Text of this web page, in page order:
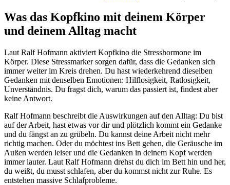
Was das Kopfkino mit deinem Körper
und deinem Alltag macht
Laut Ralf Hofmann aktiviert Kopfkino die Stresshormone im
Körper. Diese Stressmarker sorgen dafür, dass die Gedanken sich
immer weiter im Kreis drehen. Du hast wiederkehrend dieselben
Gedanken mit denselben Emotionen: Hilflosigkeit, Ratlosigkeit,
Unverständnis. Du fragst dich, warum das passiert ist, findest aber
keine Antwort.
Ralf Hofmann beschreibt die Auswirkungen auf den Alltag: Du bist
auf der Arbeit, hast etwas vor dir und plötzlich kommt ein Gedanke
und du fängst an zu grübeln. Du kannst deine Arbeit nicht mehr
richtig machen. Oder du möchtest ins Bett gehen, die Geräusche im
Außen werden leiser und die Gedanken in deinem Kopf werden
immer lauter. Laut Ralf Hofmann drehst du dich im Bett hin und her,
du weißt, du musst schlafen, aber du kommst nicht zur Ruhe. Es
entstehen massive Schlafprobleme.